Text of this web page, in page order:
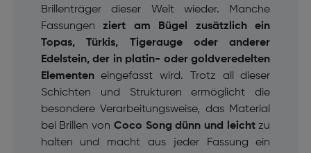
Brillenträger dieser Welt wieder. Manche
Fassungenziert am Bügel zusätzlich ein
Topas, Türkis, Tigerauge oder anderer
Edelstein, der in platin- oder goldveredelten
Elementeneingefasst wird. Trotz all dieser
Schichten und Strukturen ermöglicht die
besondere Verarbeitungsweise, das Material
bei Brillen von Coco Song dünn und leicht zu
halten und macht aus jeder Fassung ein